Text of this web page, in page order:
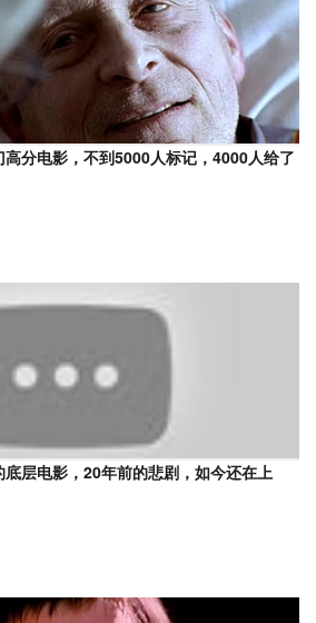
高分电影，不到5000人标记，4000人给了
底层电影，20年前的悲剧，如今还在上